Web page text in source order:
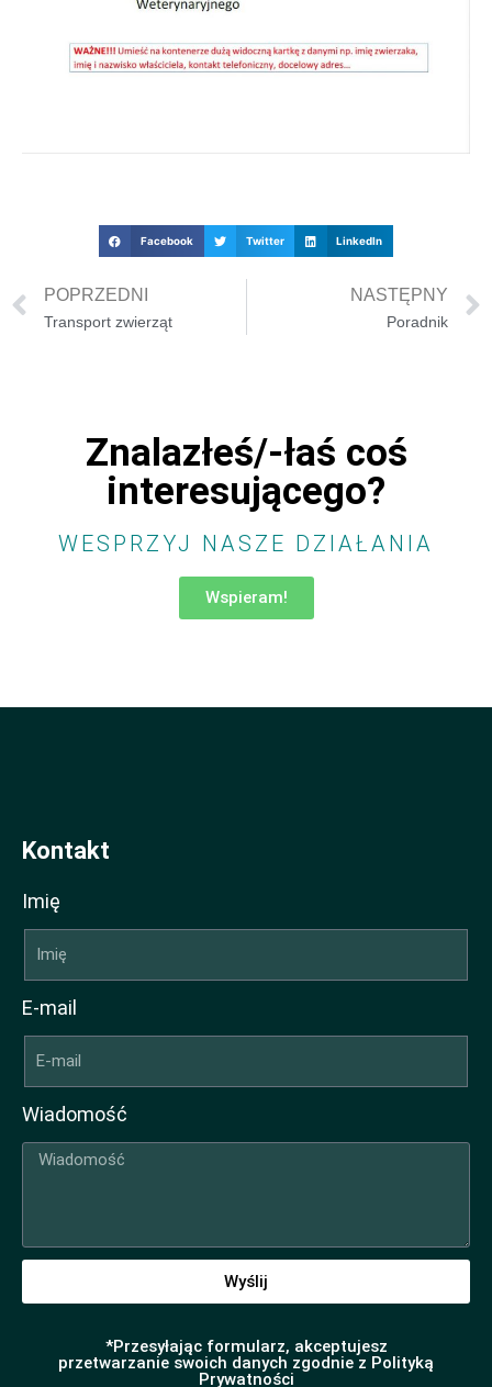
Facebook Twitter LinkedIn
POPRZEDNI
Transport zwierząt
NASTĘPNY
Poradnik
Znalazłeś/-łaś coś
interesującego?
WESPRZYJ NASZE DZIAŁANIA
Wspieram!
Kontakt
Imię
E-mail
Wiadomość
Wyślij
*Przesyłając formularz, akceptujesz
przetwarzanie swoich danych zgodnie z Polityką
Prywatności